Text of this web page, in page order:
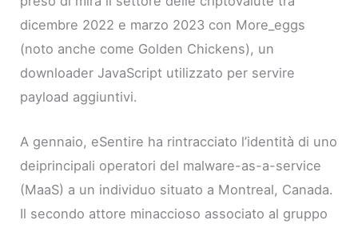
dicembre 2022 e marzo 2023 con More_eggs
(noto anche come Golden Chickens), un
downloader JavaScript utilizzato per servire
payload aggiuntivi.
A gennaio, eSentire ha rintracciato l’identità di uno
deiprincipali operatori del malware-as-a-service
(MaaS) a un individuo situato a Montreal, Canada.
Il secondo attore minaccioso associato al gruppo